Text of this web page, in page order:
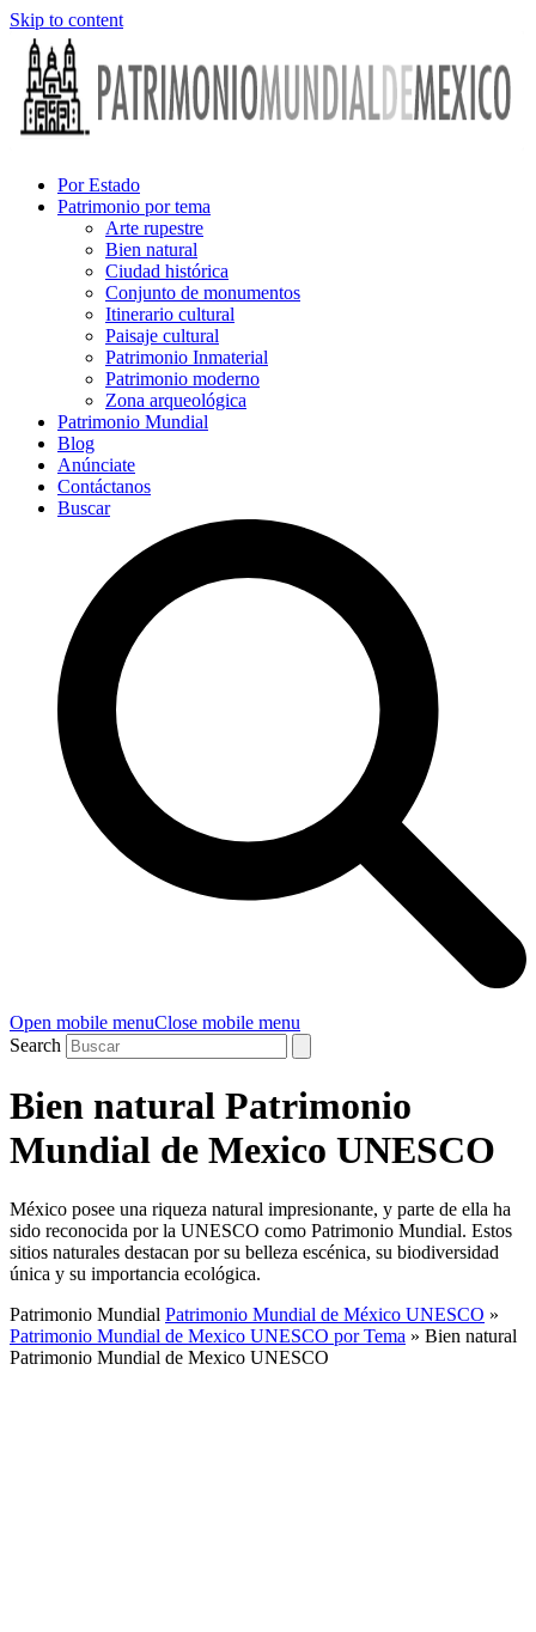
Skip to content
Por Estado
Patrimonio por tema
Arte rupestre
Bien natural
Ciudad histórica
Conjunto de monumentos
Itinerario cultural
Paisaje cultural
Patrimonio Inmaterial
Patrimonio moderno
Zona arqueológica
Patrimonio Mundial
Blog
Anúnciate
Contáctanos
Buscar
Open mobile menuClose mobile menu
Search
Bien natural Patrimonio
Mundial de Mexico UNESCO
México posee una riqueza natural impresionante, y parte de ella ha
sido reconocida por la UNESCO como Patrimonio Mundial. Estos
sitios naturales destacan por su belleza escénica, su biodiversidad
única y su importancia ecológica.
Patrimonio Mundial Patrimonio Mundial de México UNESCO »
Patrimonio Mundial de Mexico UNESCO por Tema » Bien natural
Patrimonio Mundial de Mexico UNESCO